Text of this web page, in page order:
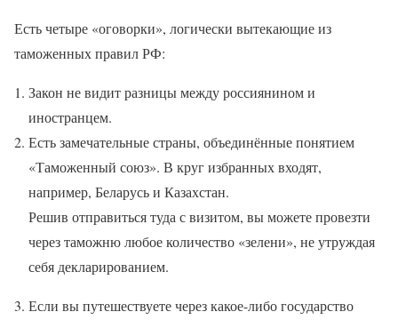
Есть четыре «оговорки», логически вытекающие из
таможенных правил РФ:
Закон не видит разницы между россиянином и
иностранцем.
Есть замечательные страны, объединённые понятием
«Таможенный союз». В круг избранных входят,
например, Беларусь и Казахстан.
Решив отправиться туда с визитом, вы можете провезти
через таможню любое количество «зелени», не утруждая
себя декларированием.
Если вы путешествуете через какое-либо государство